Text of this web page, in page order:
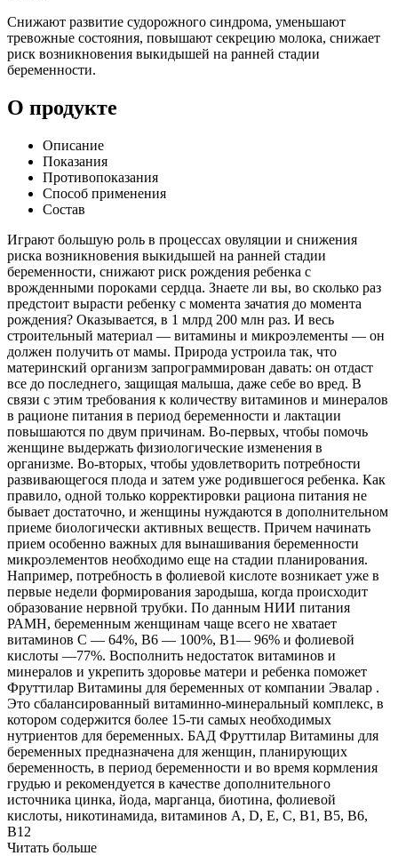
Снижают развитие судорожного синдрома, уменьшают
тревожные состояния, повышают секрецию молока, снижает
риск возникновения выкидышей на ранней стадии
беременности.
О продукте
Описание
Показания
Противопоказания
Способ применения
Состав
Играют большую роль в процессах овуляции и снижения
риска возникновения выкидышей на ранней стадии
беременности, снижают риск рождения ребенка с
врожденными пороками сердца. Знаете ли вы, во сколько раз
предстоит вырасти ребенку с момента зачатия до момента
рождения? Оказывается, в 1 млрд 200 млн раз. И весь
строительный материал — витамины и микроэлементы — он
должен получить от мамы. Природа устроила так, что
материнский организм запрограммирован давать: он отдаст
все до последнего, защищая малыша, даже себе во вред. В
связи с этим требования к количеству витаминов и минералов
в рационе питания в период беременности и лактации
повышаются по двум причинам. Во-первых, чтобы помочь
женщине выдержать физиологические изменения в
организме. Во-вторых, чтобы удовлетворить потребности
развивающегося плода и затем уже родившегося ребенка. Как
правило, одной только корректировки рациона питания не
бывает достаточно, и женщины нуждаются в дополнительном
приеме биологически активных веществ. Причем начинать
прием особенно важных для вынашивания беременности
микроэлементов необходимо еще на стадии планирования.
Например, потребность в фолиевой кислоте возникает уже в
первые недели формирования зародыша, когда происходит
образование нервной трубки. По данным НИИ питания
РАМН, беременным женщинам чаще всего не хватает
витаминов С — 64%, В6 — 100%, В1— 96% и фолиевой
кислоты —77%. Восполнить недостаток витаминов и
минералов и укрепить здоровье матери и ребенка поможет
Фруттилар Витамины для беременных от компании Эвалар .
Это сбалансированный витаминно-минеральный комплекс, в
котором содержится более 15-ти самых необходимых
нутриентов для беременных. БАД Фруттилар Витамины для
беременных предназначена для женщин, планирующих
беременность, в период беременности и во время кормления
грудью и рекомендуется в качестве дополнительного
источника цинка, йода, марганца, биотина, фолиевой
кислоты, никотинамида, витаминов А, D, Е, С, В1, В5, В6,
В12
Читать больше